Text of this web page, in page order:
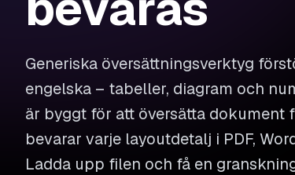
Generiska översättningsverktyg
engelska – tabeller, diagram och
är byggt för att översätta dokument
bevarar varje layoutdetalj i PDF,
Ladda upp filen och få en